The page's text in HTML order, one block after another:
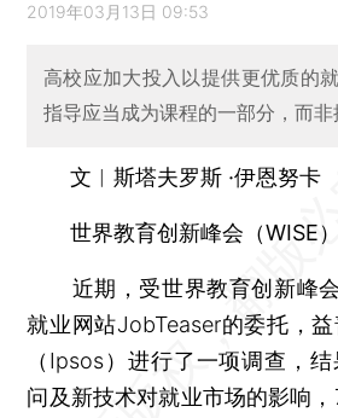
2019年03月13日 09:53
高校应加大投入以提供更优质的
指导应当成为课程的一部分，而非
文︱斯塔夫罗斯 ·伊恩努卡
世界教育创新峰会（WISE
近期，受世界教育创新峰会
就业网站JobTeaser的委托，
（Ipsos）进行了一项调查，结
问及新技术对就业市场的影响